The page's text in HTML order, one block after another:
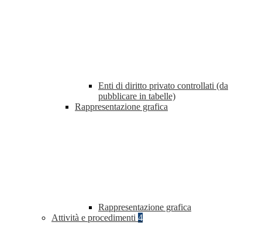
Enti di diritto privato controllati (da
pubblicare in tabelle)
Rappresentazione grafica
Rappresentazione grafica
Attività e procedimenti 4